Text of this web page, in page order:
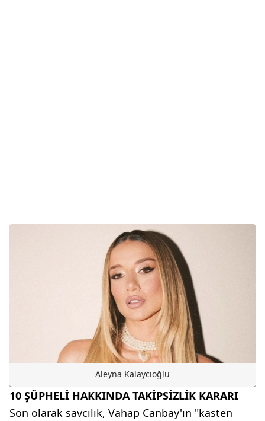
Aleyna Kalaycıoğlu
10 ŞÜPHELİ HAKKINDA TAKİPSİZLİK KARARI
Son olarak savcılık, Vahap Canbay'ın "kasten